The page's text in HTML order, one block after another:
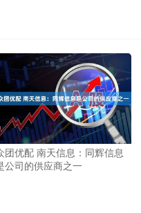
团优配 南天信息：同辉信息
公司的供应商之一